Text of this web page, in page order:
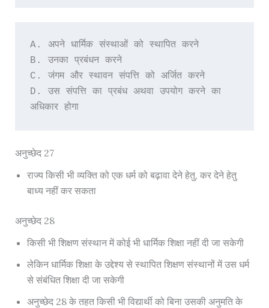
A. अपने धार्मिक संस्थाओं को स्थापित करने
B. उनका प्रबंधन करने
C. जंगम और स्थावन संपत्ति को अर्जित करने
D. उस संपत्ति का प्रबंध अथवा उपयोग करने का
अधिकार होगा
अनुच्छेद 27
राज्य किसी भी व्यक्ति को एक धर्म को बढ़ावा देने हेतु, कर देने हेतु
बाध्य नहीं कर सकता
अनुच्छेद 28
किसी भी शिक्षण संस्थान में कोई भी धार्मिक शिक्षा नहीं दी जा सकेगी
लेकिन धार्मिक शिक्षा के उद्देश्य से स्थापित शिक्षण संस्थानों में उस धर्म
से संबंधित शिक्षा दी जा सकेगी
अनुच्छेद 28 के तहत किसी भी विद्यार्थी को बिना उसकी अनुमति के